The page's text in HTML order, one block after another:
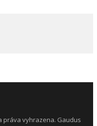
práva vyhrazena. Gaudus